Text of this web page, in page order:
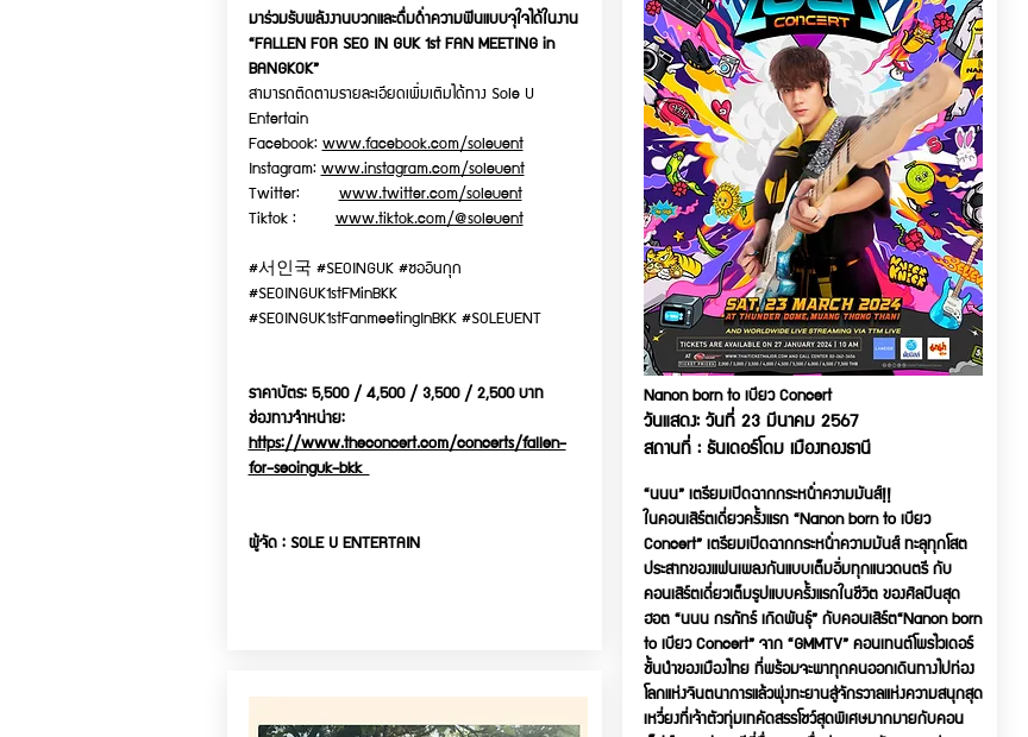
มาร่วมรับพลังงานบวกและดื่มด่ำความฟินแบบจุใจได้ในงาน
“FALLEN FOR SEO IN GUK 1st FAN MEETING in
BANGKOK”
สามารถติดตามรายละเอียดเพิ่มเติมได้ทาง Sole U
Entertain
Facebook:www.facebook.com/soleuent
Instagram:www.instagram.com/soleuent
Twitter:www.twitter.com/soleuent
Tiktok :www.tiktok.com/@soleuent
#서인국 #SEOINGUK #ซออินกุก
#SEOINGUK1stFMinBKK
#SEOINGUK1stFanmeetingInBKK #SOLEUENT
ราคาบัตร: 5,500 / 4,500 / 3,500 / 2,500 บาท
ช่องทางจำหน่าย:
https://www.theconcert.com/concerts/fallen-
for-seoinguk-bkk
ผู้จัด : SOLE U ENTERTAIN
Nanon born to เบียว Concert
วันแสดง: วันที่ 23 มีนาคม 2567
สถานที่ : ธันเดอร์โดม เมืองทองธานี
“นนน” เตรียมเปิดฉากกระหน่ำความมันส์!!
ในคอนเสิร์ตเดี่ยวครั้งแรก “Nanon born to เบียว
Concert” เตรียมเปิดฉากกระหน่ำความมันส์ ทะลุทุกโสต
ประสาทของแฟนเพลงกันแบบเต็มอิ่มทุกแนวดนตรี กับ
คอนเสิร์ตเดี่ยวเต็มรูปแบบครั้งแรกในชีวิต ของศิลปินสุด
ฮอต “นนน กรภัทร์ เกิดพันธุ์” กับคอนเสิร์ต“Nanon born
to เบียว Concert” จาก “GMMTV” คอนเทนต์โพรไวเดอร์
ชั้นนำของเมืองไทย ที่พร้อมจะพาทุกคนออกเดินทางไปท่อง
โลกแห่งจินตนาการแล้วพุ่งทะยานสู่จักรวาลแห่งความสนุกสุด
เหวี่ยงที่เจ้าตัวทุ่มเทคัดสรรโชว์สุดพิเศษมากมายกับคอน